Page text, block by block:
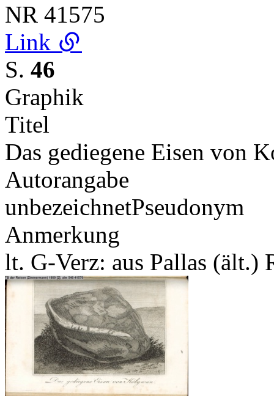
NR 41575
Link
S. 46
Graphik
Titel
Das gediegene Eisen von
Autorangabe
unbezeichnetPseudonym
Anmerkung
lt. G-Verz: aus Pallas (ält.)